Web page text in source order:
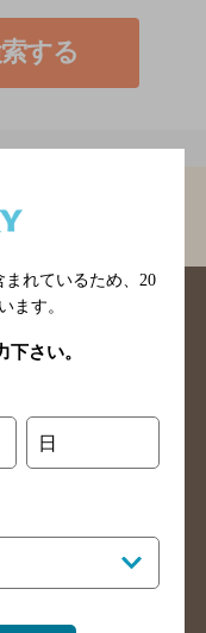
する
のバー検索
のバー検索
のバー検索
れているため、 20
ます。
さい。
日